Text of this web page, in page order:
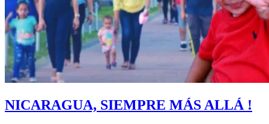
NICARAGUA, SIEMPRE MÁS ALLÁ !